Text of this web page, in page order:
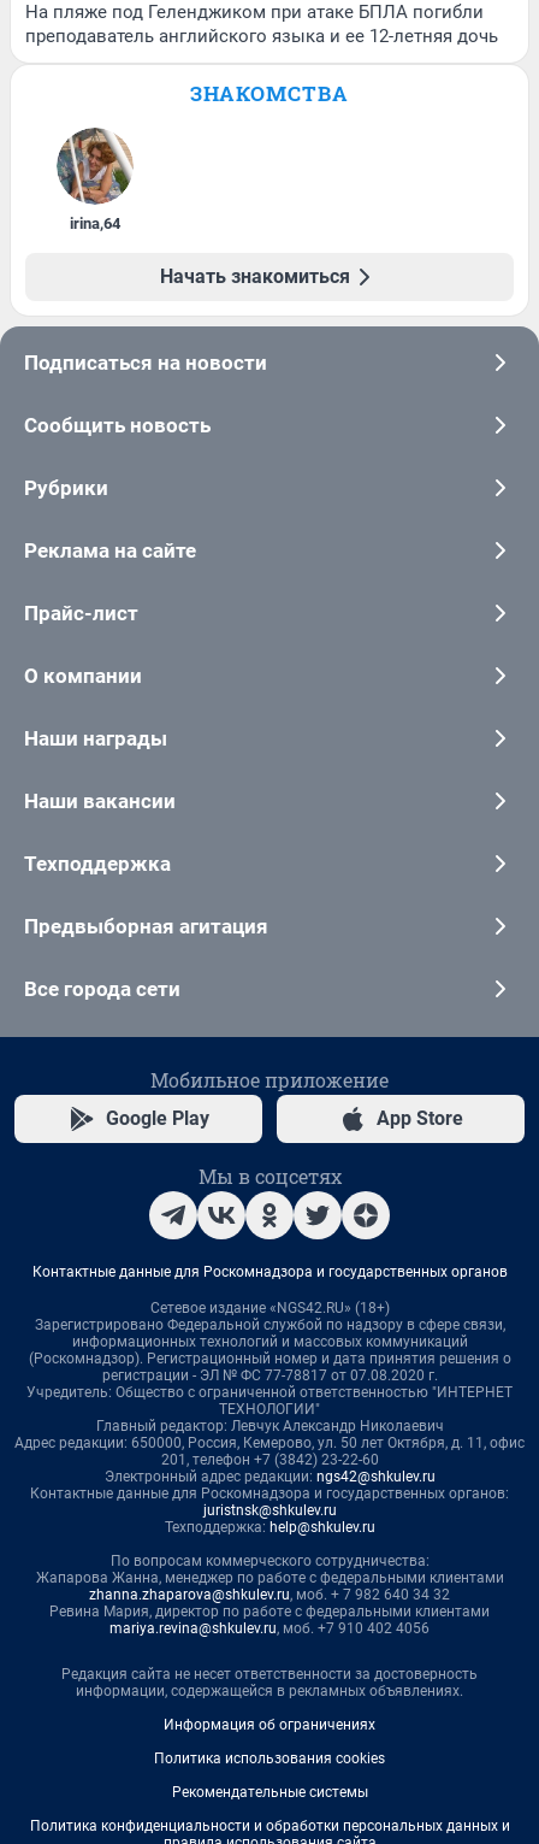
На пляже под Геленджиком при атаке БПЛА погибли
преподаватель английского языка и ее 12-летняя дочь
ЗНАКОМСТВА
irina,64
Начать знакомиться
Подписаться на новости
Сообщить новость
Рубрики
Реклама на сайте
Прайс-лист
О компании
Наши награды
Наши вакансии
Техподдержка
Предвыборная агитация
Все города сети
Мобильное приложение
Google Play App Store
Мы в соцсетях
Контактные данные для Роскомнадзора и государственных органов
Сетевое издание «NGS42.RU» (18+)
Зарегистрировано Федеральной службой по надзору в сфере связи,
информационных технологий и массовых коммуникаций
(Роскомнадзор). Регистрационный номер и дата принятия решения о
регистрации - ЭЛ № ФС 77-78817 от 07.08.2020 г.
Учредитель: Общество с ограниченной ответственностью "ИНТЕРНЕТ
ТЕХНОЛОГИИ"
Главный редактор: Левчук Александр Николаевич
Адрес редакции: 650000, Россия, Кемерово, ул. 50 лет Октября, д. 11, офис
201, телефон +7 (3842) 23-22-60
Электронный адрес редакции: ngs42@shkulev.ru
Контактные данные для Роскомнадзора и государственных органов:
juristnsk@shkulev.ru
Техподдержка: help@shkulev.ru
По вопросам коммерческого сотрудничества:
Жапарова Жанна, менеджер по работе с федеральными клиентами
zhanna.zhaparova@shkulev.ru, моб. + 7 982 640 34 32
Ревина Мария, директор по работе с федеральными клиентами
mariya.revina@shkulev.ru, моб. +7 910 402 4056
Редакция сайта не несет ответственности за достоверность
информации, содержащейся в рекламных объявлениях.
Информация об ограничениях
Политика использования cookies
Рекомендательные системы
Политика конфиденциальности и обработки персональных данных и